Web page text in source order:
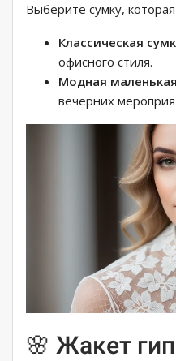
Выберите сумку,
Классическая
офисного стиля.
Модная
вечерних
🌸 Жакет